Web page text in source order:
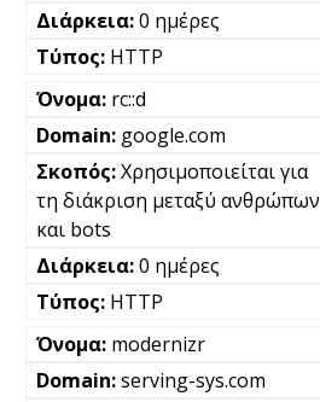
0 ημέρες
HTTP
rc::d
google.com
Χρησιμοποιείται για
τη διάκριση μεταξύ ανθρώπων
και bots
0 ημέρες
HTTP
modernizr
serving-sys.com